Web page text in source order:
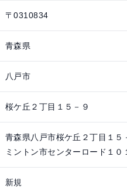
〒0310834
青森県
八戸市
桜ケ丘２丁目１５－９
青森県八戸市桜ケ丘２丁目１
ミントン市センターロード１０
新規